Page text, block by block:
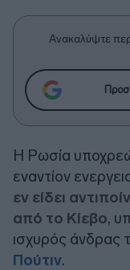
Ανακαλύψτε
Η Ρωσία
εναντίον
εν είδει
από το Κίεβο,
ισχυρός άνδρας
Πούτιν.